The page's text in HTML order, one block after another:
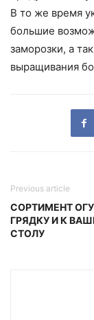
В то же время
большие
заморозки, а
выращивания
Previous article
СОРТИМЕНТ
ГРЯДКУ И К
СТОЛУ